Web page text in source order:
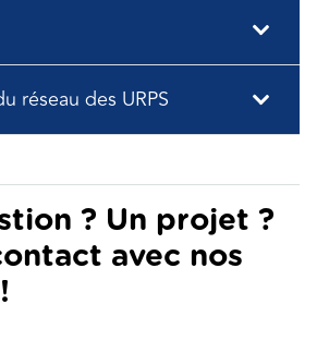
réseau des URPS
? Un projet ?
avec nos